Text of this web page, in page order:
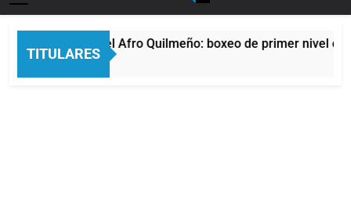
TITULARES
La noche del Afro Quilmeño: boxeo de primer nivel en
6 Horas Atrás